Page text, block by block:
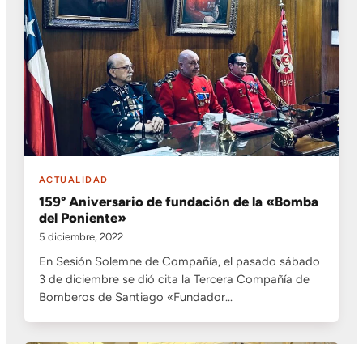
ACTUALIDAD
159° Aniversario de fundación de la «Bomba
del Poniente»
5 diciembre, 2022
En Sesión Solemne de Compañía, el pasado sábado
3 de diciembre se dió cita la Tercera Compañía de
Bomberos de Santiago «Fundador…